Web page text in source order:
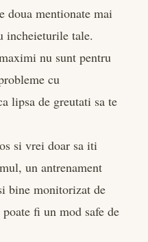
doua mentionate mai
incheieturile tale.
nu sunt pentru
cu
lipsa de greutati sa te
si vrei doar sa iti
un antrenament
bine monitorizat de
fi un mod safe de